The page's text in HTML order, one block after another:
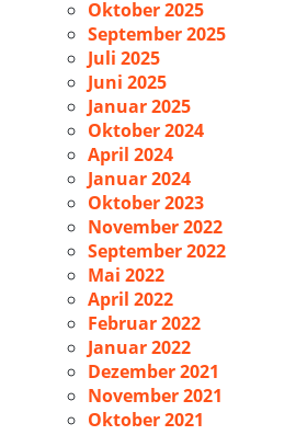
Oktober 2025
September 2025
Juli 2025
Juni 2025
Januar 2025
Oktober 2024
April 2024
Januar 2024
Oktober 2023
November 2022
September 2022
Mai 2022
April 2022
Februar 2022
Januar 2022
Dezember 2021
November 2021
Oktober 2021